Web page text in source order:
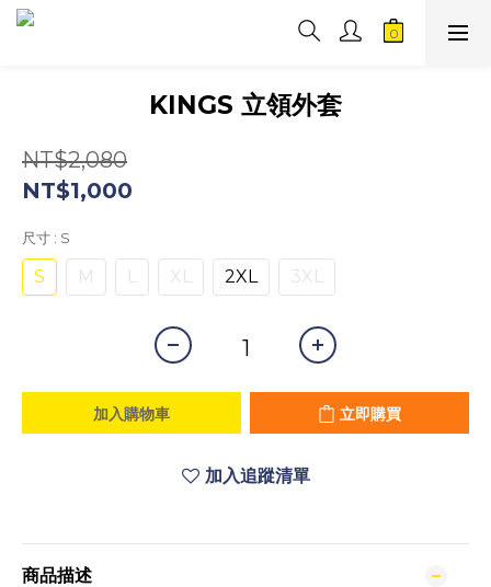
KINGS 立領外套
NT$2,080
NT$1,000
尺寸 : S
S M L XL 2XL 3XL
加入購物車 立即購買
加入追蹤清單
商品描述